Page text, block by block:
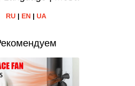
RU| EN| UA